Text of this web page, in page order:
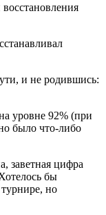
и не родившись:
уровне 92% (при
было что-либо
заветная цифра
бы
но